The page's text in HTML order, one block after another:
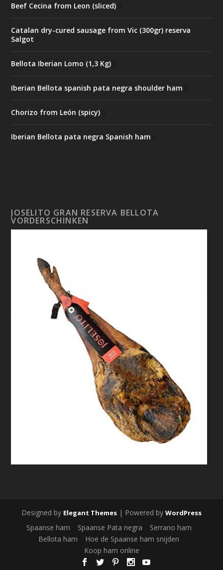
Beef Cecina from Leon (sliced)
Catalan dry-cured sausage from Vic (300gr) reserva
Salgot
Bellota Iberian Lomo (1,3 Kg)
Iberian Bellota spanish pata negra shoulder ham
Chorizo from León (spicy)
Iberian Bellota pata negra Spanish ham
JOSELITO GRAN RESERVA BELLOTA
VORDERSCHINKEN
Designed by Elegant Themes | Powered by WordPress
Spaanse ham Spaanse Pata negra
Serrano ham
Bellota ham
Hoe de Spaanse ham snijden
Koop ham online